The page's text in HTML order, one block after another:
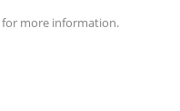
for more information.